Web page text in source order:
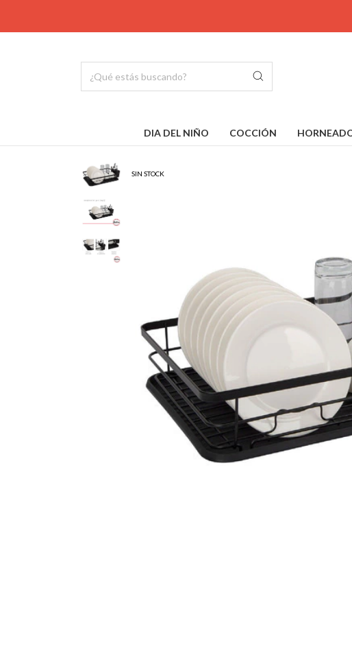
DIA DEL NIÑO COCCIÓN
SIN STOCK